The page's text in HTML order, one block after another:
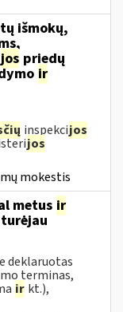
išmokų,
jos priedų
ir
inspekcijos
jos
mokestis
metus ir
deklaruotas
terminas,
ir kt.),